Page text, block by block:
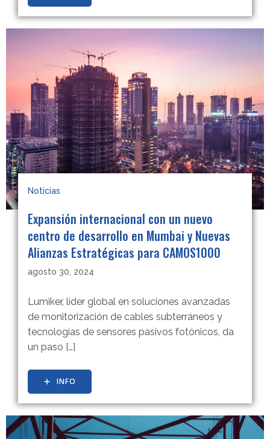
Noticias
Expansión internacional con un nuevo
centro de desarrollo en Mumbai y Nuevas
Alianzas Estratégicas para CAMOS1000
agosto 30, 2024
Lumiker, líder global en soluciones avanzadas
de monitorización de cables subterráneos y
tecnologías de sensores pasivos fotónicos, da
un paso […]
INFO